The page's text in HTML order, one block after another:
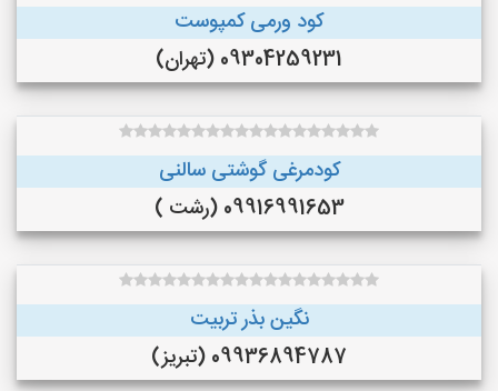
کود ورمی کمپوست
09304259231 (تهران)
کودمرغی گوشتی سالنی
09916991653 (رشت )
نگین بذر تربیت
09936894787 (تبریز)